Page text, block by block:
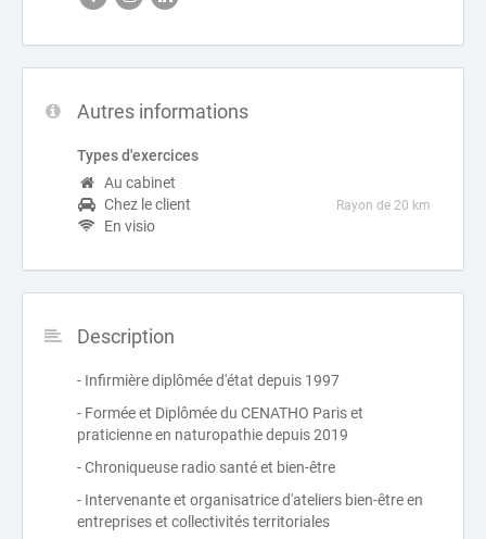
Autres informations
Types d'exercices
Au cabinet
Chez le client
Rayon de 20 km
En visio
Description
- Infirmière diplômée d'état depuis 1997
- Formée et Diplômée du CENATHO Paris et
praticienne en naturopathie depuis 2019
- Chroniqueuse radio santé et bien-être
- Intervenante et organisatrice d'ateliers bien-être en
entreprises et collectivités territoriales